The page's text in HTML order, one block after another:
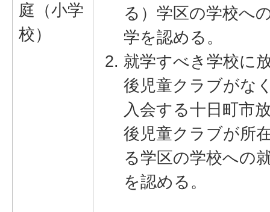
庭（小学
校）
る）学区の学校へ
学を認める。
就学すべき学校に
後児童クラブがな
入会する十日町市
後児童クラブが所
る学区の学校への
を認める。